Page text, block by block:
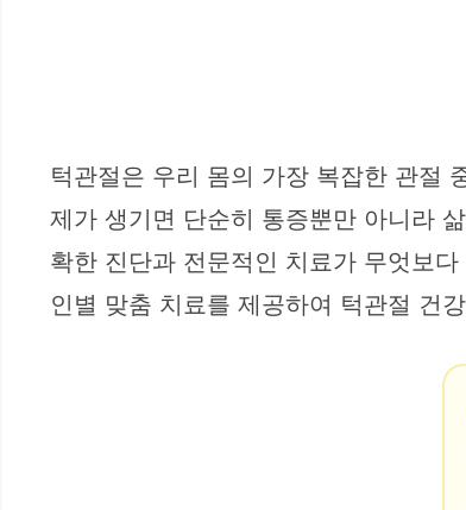
턱관절은 우리 몸의 가장 복잡한 관절
제가 생기면 단순히 통증뿐만 아니라
확한 진단과 전문적인 치료가 무엇보
인별 맞춤 치료를 제공하여 턱관절 건